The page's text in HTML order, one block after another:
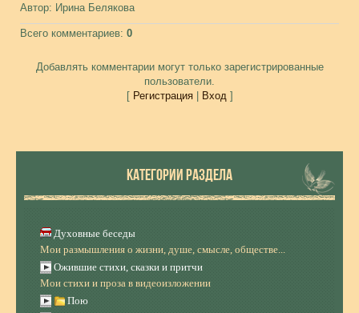
Автор: Ирина Белякова
Всего комментариев: 0
Добавлять комментарии могут только зарегистрированные
пользователи.
[ Регистрация| Вход]
КАТЕГОРИИ РАЗДЕЛА
Духовные беседы
Мои размышления о жизни, душе, смысле, обществе...
Ожившие стихи, сказки и притчи
Мои стихи и проза в видеоизложении
Пою